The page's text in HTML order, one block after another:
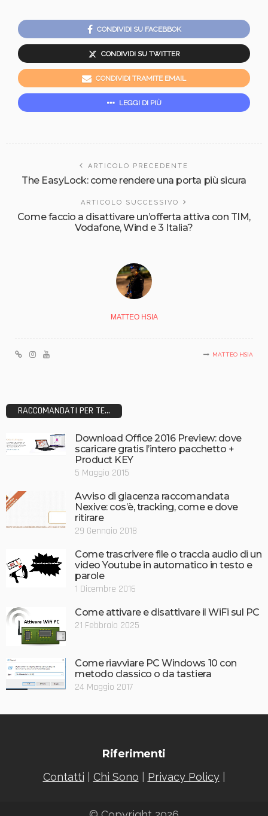
CONDIVIDI SU FACEBBOK
CONDIVIDI SU TWITTER
CONDIVIDI TRAMITE EMAIL
LEGGI DI PIÙ
ARTICOLO PRECEDENTE
The EasyLock: come rendere una porta più sicura
ARTICOLO SUCCESSIVO
Come faccio a disattivare un’offerta attiva con TIM,
Vodafone, Wind e 3 Italia?
MATTEO HSIA
MATTEO HSIA
RACCOMANDATI PER TE...
Download Office 2016 Preview: dove
scaricare gratis l’intero pacchetto +
Product KEY
5 Maggio 2015
Avviso di giacenza raccomandata
Nexive: cos’è, tracking, come e dove
ritirare
29 Gennaio 2018
Come trascrivere file o traccia audio di un
video Youtube in automatico in testo e
parole
1 Dicembre 2016
Come attivare e disattivare il WiFi sul PC
21 Febbraio 2025
Come riavviare PC Windows 10 con
metodo classico o da tastiera
24 Maggio 2017
Riferimenti
Contatti Chi Sono Privacy Policy|